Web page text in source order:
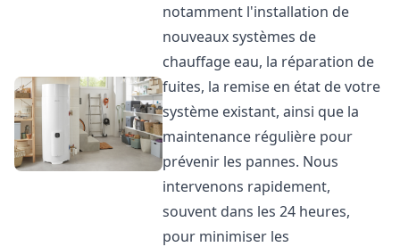
notamment l'installation de
nouveaux systèmes de
chauffage eau, la réparation de
fuites, la remise en état de votre
système existant, ainsi que la
maintenance régulière pour
prévenir les pannes. Nous
intervenons rapidement,
souvent dans les 24 heures,
pour minimiser les